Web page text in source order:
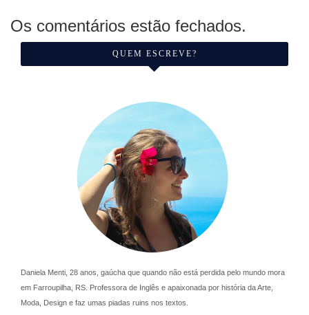
Os comentários estão fechados.
QUEM ESCREVE?
Daniela Menti, 28 anos, gaúcha que quando não está perdida pelo mundo mora
em Farroupilha, RS. Professora de Inglês e apaixonada por história da Arte,
Moda, Design e faz umas piadas ruins nos textos.